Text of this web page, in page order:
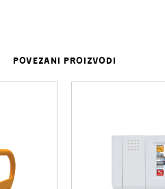
POVEZANI PROIZVODI